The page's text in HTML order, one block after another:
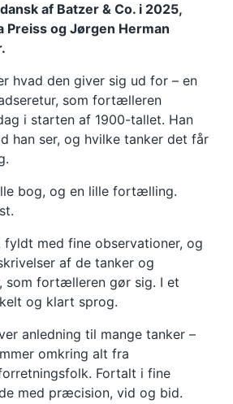
af Batzer & Co. i 2025,
Preiss og Jørgen Herman
hvad den giver sig ud for – en
som fortælleren
i starten af 1900-tallet. Han
han ser, og hvilke tanker det får
bog, og en lille fortælling.
fyldt med fine observationer, og
af de tanker og
som fortælleren gør sig. I et
og klart sprog.
anledning til mange tanker –
omkring alt fra
Fortalt i fine
med præcision, vid og bid.